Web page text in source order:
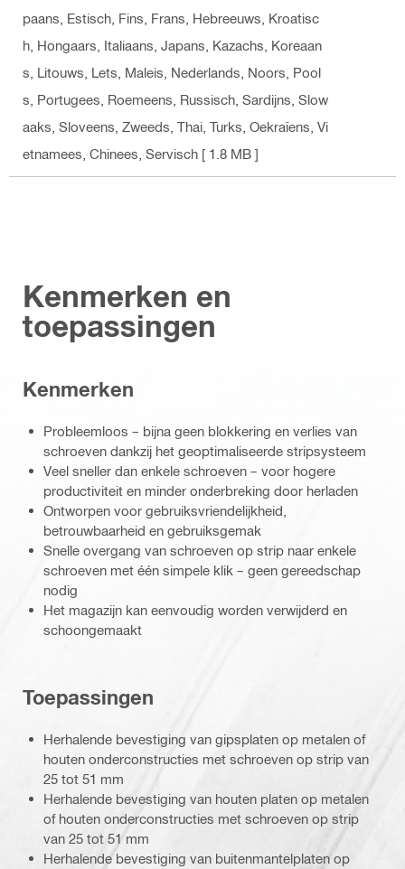
paans, Estisch, Fins, Frans, Hebreeuws, Kroatisc
h, Hongaars, Italiaans, Japans, Kazachs, Koreaan
s, Litouws, Lets, Maleis, Nederlands, Noors, Pool
s, Portugees, Roemeens, Russisch, Sardijns, Slow
aaks, Sloveens, Zweeds, Thai, Turks, Oekraïens, Vi
etnamees, Chinees, Servisch [ 1.8 MB ]
Kenmerken en
toepassingen
Kenmerken
Probleemloos – bijna geen blokkering en verlies van
schroeven dankzij het geoptimaliseerde stripsysteem
Veel sneller dan enkele schroeven – voor hogere
productiviteit en minder onderbreking door herladen
Ontworpen voor gebruiksvriendelijkheid,
betrouwbaarheid en gebruiksgemak
Snelle overgang van schroeven op strip naar enkele
schroeven met één simpele klik – geen gereedschap
nodig
Het magazijn kan eenvoudig worden verwijderd en
schoongemaakt
Toepassingen
Herhalende bevestiging van gipsplaten op metalen of
houten onderconstructies met schroeven op strip van
25 tot 51 mm
Herhalende bevestiging van houten platen op metalen
of houten onderconstructies met schroeven op strip
van 25 tot 51 mm
Herhalende bevestiging van buitenmantelplaten op